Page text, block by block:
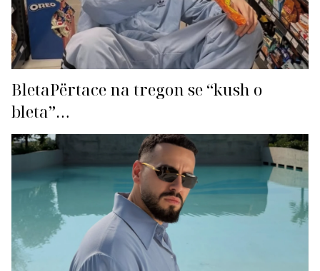
BletaPërtace na tregon se “kush o
bleta”…